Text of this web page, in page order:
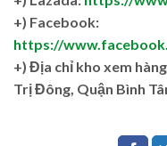
+) Facebook:
https://
+) Địa chỉ kho xem
Trị Đông, Quận Bình